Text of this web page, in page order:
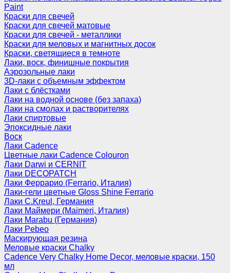
Paint
Краски для свечей
Краски для свечей матовые
Краски для свечей - металлики
Краски для меловых и магнитных досок
Краски, светящиеся в темноте
Лаки, воск, финишные покрытия
Аэрозольные лаки
3D-лаки с объемным эффектом
Лаки с блёстками
Лаки на водной основе (без запаха)
Лаки на смолах и растворителях
Лаки спиртовые
Эпоксидные лаки
Воск
Лаки Cadence
Цветные лаки Cadence Colouron
Лаки Darwi и CERNIT
Лаки DECOPATCH
Лаки Феррарио (Ferrario, Италия)
Лаки-гели цветные Gloss Shine Ferrario
Лаки C.Kreul, Германия
Лаки Маймери (Maimeri, Италия)
Лаки Marabu (Германия)
Лаки Pebeo
Маскирующая резина
Меловые краски Chalky
Cadence Very Chalky Home Decor, меловые краски, 150
мл